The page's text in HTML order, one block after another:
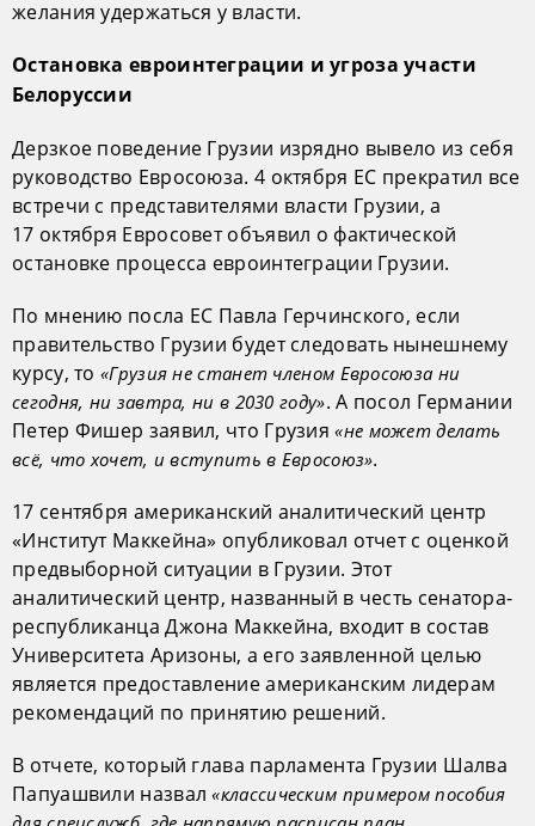
желания удержаться у власти.
Остановка евроинтеграции и угроза участи
Белоруссии
Дерзкое поведение Грузии изрядно вывело из себя
руководство Евросоюза. 4 октября ЕС прекратил все
встречи с представителями власти Грузии, а
17 октября Евросовет объявил о фактической
остановке процесса евроинтеграции Грузии.
По мнению посла ЕС Павла Герчинского, если
правительство Грузии будет следовать нынешнему
курсу, то «Грузия не станет членом Евросоюза ни
сегодня, ни завтра, ни в 2030 году». А посол Германии
Петер Фишер заявил, что Грузия«не может делать
всё, что хочет, и вступить в Евросоюз».
17 сентября американский аналитический центр
«Институт Маккейна» опубликовал отчет с оценкой
предвыборной ситуации в Грузии. Этот
аналитический центр, названный в честь сенатора-
республиканца Джона Маккейна, входит в состав
Университета Аризоны, а его заявленной целью
является предоставление американским лидерам
рекомендаций по принятию решений.
В отчете, который глава парламента Грузии Шалва
Папуашвили назвал«классическим примером пособия